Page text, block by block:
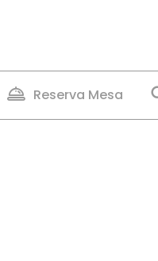
Reserva Mesa